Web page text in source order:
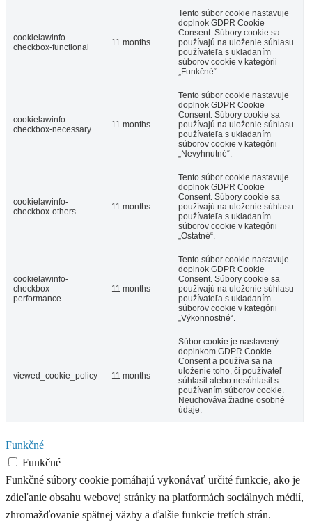
cookielawinfo-
checkbox-functional
11 months
Tento súbor cookie nastavuje
doplnok GDPR Cookie
Consent. Súbory cookie sa
používajú na uloženie súhlasu
používateľa s ukladaním
súborov cookie v kategórii
„Funkčné“.
cookielawinfo-
checkbox-necessary
11 months
Tento súbor cookie nastavuje
doplnok GDPR Cookie
Consent. Súbory cookie sa
používajú na uloženie súhlasu
používateľa s ukladaním
súborov cookie v kategórii
„Nevyhnutné“.
cookielawinfo-
checkbox-others
11 months
Tento súbor cookie nastavuje
doplnok GDPR Cookie
Consent. Súbory cookie sa
používajú na uloženie súhlasu
používateľa s ukladaním
súborov cookie v kategórii
„Ostatné“.
cookielawinfo-
checkbox-
performance
11 months
Tento súbor cookie nastavuje
doplnok GDPR Cookie
Consent. Súbory cookie sa
používajú na uloženie súhlasu
používateľa s ukladaním
súborov cookie v kategórii
„Výkonnostné“.
viewed_cookie_policy 11 months
Súbor cookie je nastavený
doplnkom GDPR Cookie
Consent a používa sa na
uloženie toho, či používateľ
súhlasil alebo nesúhlasil s
používaním súborov cookie.
Neuchováva žiadne osobné
údaje.
Funkčné
Funkčné
Funkčné súbory cookie pomáhajú vykonávať určité funkcie, ako je
zdieľanie obsahu webovej stránky na platformách sociálnych médií,
zhromažďovanie spätnej väzby a ďalšie funkcie tretích strán.